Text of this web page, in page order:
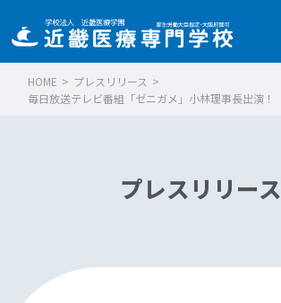
HOME > プレスリリース >
毎日放送テレビ番組「ゼニガメ」小林理事長出演！
プレスリリース